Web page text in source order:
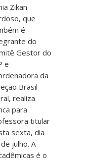
Zikan
que
é
do
Gestor do
e
da
Brasil
realiza
para
titular
sexta, dia
julho. A
é o